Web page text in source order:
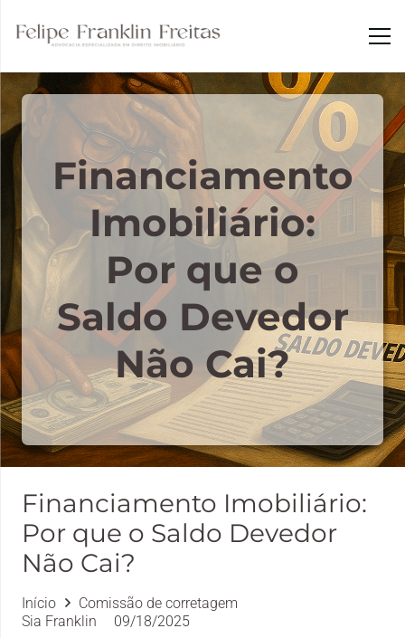
Financiamento
Imobiliário:
Por que o
Saldo Devedor
Não Cai?
Financiamento Imobiliário:
Por que o Saldo Devedor
Não Cai?
Início
Comissão de corretagem
Sia Franklin
09/18/2025